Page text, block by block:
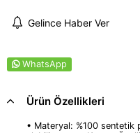
Gelince Haber Ver
WhatsApp
Ürün Özellikleri
• Materyal: %100 sentetik